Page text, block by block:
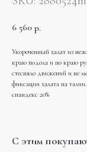
6 560 р.
Укороченный халат из
краю подола и по краю
стесняло движений и не
фиксации халата на
спандекс 20%
С этим